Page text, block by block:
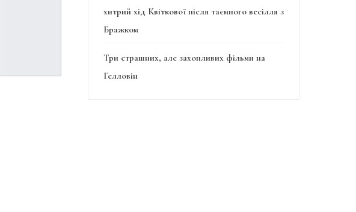
хитрий хід Квіткової після таємного весілля з
Бражком
Три страшних, але захопливих фільми на
Гелловін